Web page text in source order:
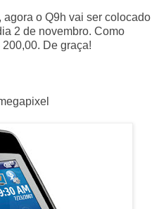
agora o Q9h vai ser colocado
2 de novembro. Como
De graça!